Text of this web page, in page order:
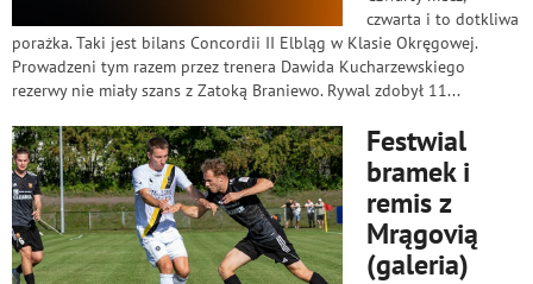
czwarta i to dotkliwa
porażka. Taki jest bilans Concordii II Elbląg w Klasie Okręgowej.
Prowadzeni tym razem przez trenera Dawida Kucharzewskiego
rezerwy nie miały szans z Zatoką Braniewo. Rywal zdobył 11...
Festwial
bramek i
remis z
Mrągovią
(galeria)